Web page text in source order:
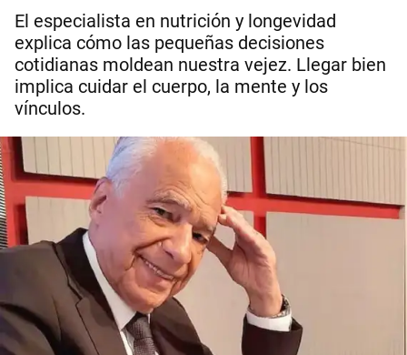
El especialista en nutrición y longevidad
explica cómo las pequeñas decisiones
cotidianas moldean nuestra vejez. Llegar bien
implica cuidar el cuerpo, la mente y los
vínculos.